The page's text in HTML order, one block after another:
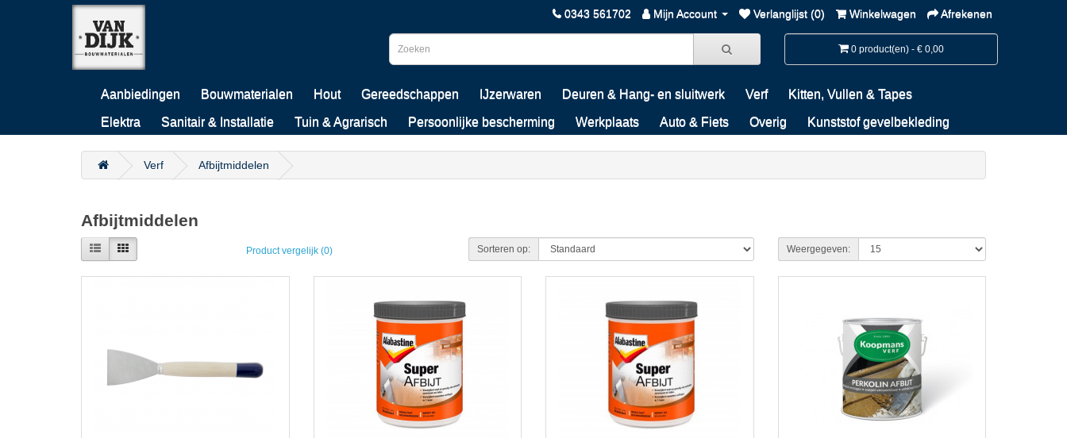
0343 561702 Mijn Account Verlanglijst (0) Winkelwagen Afrekenen
0 product(en) - € 0,00
Aanbiedingen Bouwmaterialen Hout Gereedschappen IJzerwaren Deuren & Hang- en sluitwerk Verf Kitten, Vullen & Tapes
Elektra Sanitair & Installatie Tuin & Agrarisch Persoonlijke bescherming Werkplaats Auto & Fiets Overig Kunststof gevelbekleding
Verf Afbijtmiddelen
Afbijtmiddelen
Product vergelijk (0) Sorteren op: Weergegeven: